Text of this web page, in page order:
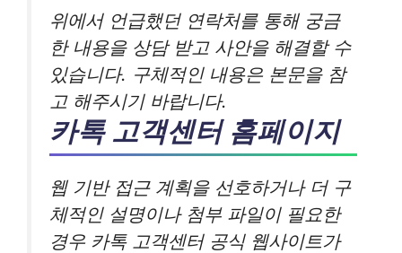
위에서 언급했던 연락처를 통해 궁금
한 내용을 상담 받고 사안을 해결할 수
있습니다. 구체적인 내용은 본문을 참
고 해주시기 바랍니다.
카톡 고객센터 홈페이지
웹 기반 접근 계획을 선호하거나 더 구
체적인 설명이나 첨부 파일이 필요한
경우 카톡 고객센터 공식 웹사이트가